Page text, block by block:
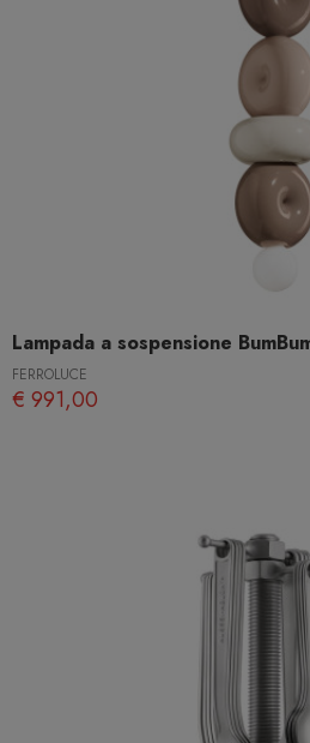
Lampada a sospensione
FERROLUCE
€ 991,00